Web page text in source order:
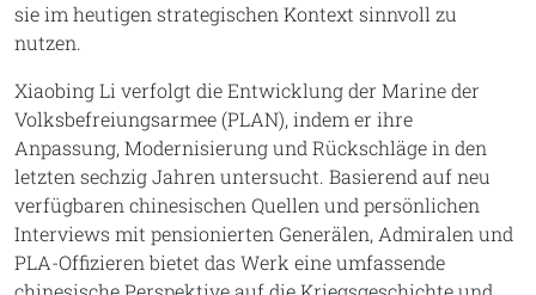
sie im heutigen strategischen Kontext sinnvoll zu
nutzen.
Xiaobing Li verfolgt die Entwicklung der Marine der
Volksbefreiungsarmee (PLAN), indem er ihre
Anpassung, Modernisierung und Rückschläge in den
letzten sechzig Jahren untersucht. Basierend auf neu
verfügbaren chinesischen Quellen und persönlichen
Interviews mit pensionierten Generälen, Admiralen und
PLA-Offizieren bietet das Werk eine umfassende